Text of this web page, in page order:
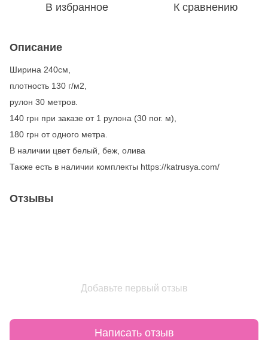
В избранное К сравнению
Описание
Ширина 240см,
плотность 130 г/м2,
рулон 30 метров.
140 грн при заказе от 1 рулона (30 пог. м),
180 грн от одного метра.
В наличии цвет белый, беж, олива
Также есть в наличии комплекты https://katrusya.com/
Отзывы
Добавьте первый отзыв
Написать отзыв